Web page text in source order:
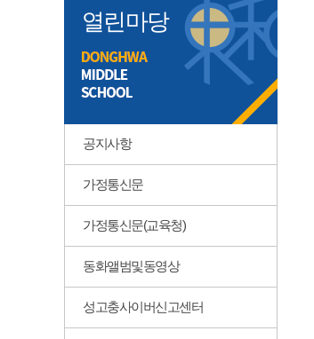
학교현황
건물배치도
찾아오시는길
열린마당
공지사항
가정통신문
가정통신문(교육청)
동화앨범및동영상
성고충사이버신고센터